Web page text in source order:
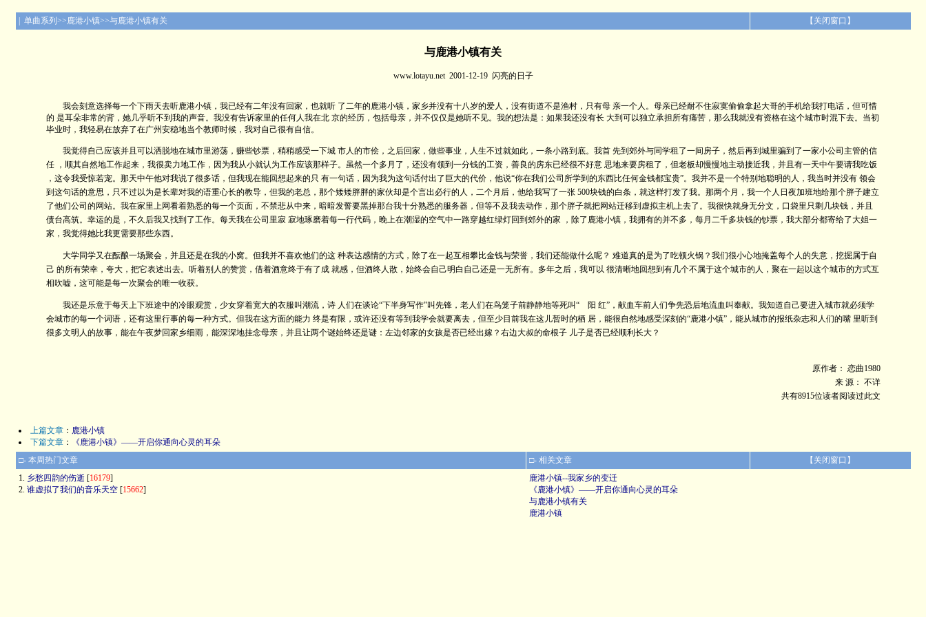
| 单曲系列>>鹿港小镇>>与鹿港小镇有关 【 关闭窗口 】
与鹿港小镇有关
www.lotayu.net 2001-12-19 闪亮的日子
我会刻意选择每一个下雨天去听鹿港小镇，我已经有二年没有回家，也就听 了二年的鹿港小镇，家乡并没有十八岁的爱人，没有街道不是渔村，只有母 亲一个人。母亲已经耐不住寂寞偷偷拿起大哥的手机给我打电话，但可惜
的 是耳朵非常的背，她几乎听不到我的声音。我没有告诉家里的任何人我在北 京的经历，包括母亲，并不仅仅是她听不见。我的想法是：如果我还没有长 大到可以独立承担所有痛苦，那么我就没有资格在这个城市时混下去。当初
毕业时，我轻易在放弃了在广州安稳地当个教师时候，我对自己很有自信。
我觉得自己应该并且可以洒脱地在城市里游荡，赚些钞票，稍稍感受一下城 市人的市侩，之后回家，做些事业，人生不过就如此，一条小路到底。我首 先到郊外与同学租了一间房子，然后再到城里骗到了一家小公司主管的信
任 ，顺其自然地工作起来，我很卖力地工作，因为我从小就认为工作应该那样子。虽然一个多月了，还没有领到一分钱的工资，善良的房东已经很不好意 思地来要房租了，但老板却慢慢地主动接近我，并且有一天中午要请我吃饭
，这令我受惊若宠。那天中午他对我说了很多话，但我现在能回想起来的只 有一句话，因为我为这句话付出了巨大的代价，他说“你在我们公司所学到的东西比任何金钱都宝贵”。我并不是一个特别地聪明的人，我当时并没有 领会
到这句话的意思，只不过以为是长辈对我的语重心长的教导，但我的老总，那个矮矮胖胖的家伙却是个言出必行的人，二个月后，他给我写了一张 500块钱的白条，就这样打发了我。那两个月，我一个人日夜加班地给那个胖子建立
了他们公司的网站。我在家里上网看着熟悉的每一个页面，不禁悲从中来，暗暗发誓要黑掉那台我十分熟悉的服务器，但等不及我去动作，那个胖子就把网站迁移到虚拟主机上去了。我很快就身无分文，口袋里只剩几块钱，并且
债台高筑。幸运的是，不久后我又找到了工作。每天我在公司里寂 寂地琢磨着每一行代码，晚上在潮湿的空气中一路穿越红绿灯回到郊外的家 ，除了鹿港小镇，我拥有的并不多，每月二千多块钱的钞票，我大部分都寄给了大姐一
家，我觉得她比我更需要那些东西。
大学同学又在酝酿一场聚会，并且还是在我的小窝。但我并不喜欢他们的这 种表达感情的方式，除了在一起互相攀比金钱与荣誉，我们还能做什么呢？ 难道真的是为了吃顿火锅？我们很小心地掩盖每个人的失意，挖掘属于自
己 的所有荣幸，夸大，把它表述出去。听着别人的赞赏，借着酒意终于有了成 就感，但酒终人散，始终会自己明白自己还是一无所有。多年之后，我可以 很清晰地回想到有几个不属于这个城市的人，聚在一起以这个城市的方式互
相吹嘘，这可能是每一次聚会的唯一收获。
我还是乐意于每天上下班途中的冷眼观赏，少女穿着宽大的衣服叫潮流，诗 人们在谈论“下半身写作”叫先锋，老人们在鸟笼子前静静地等死叫“ 阳 红”，献血车前人们争先恐后地流血叫奉献。我知道自己要进入城市就必须学
会城市的每一个词语，还有这里行事的每一种方式。但我在这方面的能力 终是有限，或许还没有等到我学会就要离去，但至少目前我在这儿暂时的栖 居，能很自然地感受深刻的“鹿港小镇”，能从城市的报纸杂志和人们的嘴 里听到
很多文明人的故事，能在午夜梦回家乡细雨，能深深地挂念母亲，并且让两个谜始终还是谜：左边邻家的女孩是否已经出嫁？右边大叔的命根子 儿子是否已经顺利长大？
原作者： 恋曲1980
来 源： 不详
共有8915位读者阅读过此文
上篇文章： 鹿港小镇
下篇文章：
《鹿港小镇》——开启你通向心灵的耳朵
□- 本周热门文章
□- 相关文章 【 关闭窗口 】
1. 乡愁四韵的伤逝 [16179]
2. 谁虚拟了我们的音乐天空 [15662]
鹿港小镇--我家乡的变迁
《鹿港小镇》——开启你通向心灵的耳朵
与鹿港小镇有关
鹿港小镇